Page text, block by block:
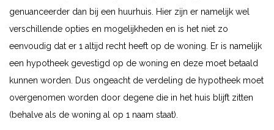
genuanceerder dan bij een huurhuis. Hier zijn er namelijk wel
verschillende opties en mogelijkheden en is het niet zo
eenvoudig dat er 1 altijd recht heeft op de woning. Er is namelijk
een hypotheek gevestigd op de woning en deze moet betaald
kunnen worden. Dus ongeacht de verdeling de hypotheek moet
overgenomen worden door degene die in het huis blijft zitten
(behalve als de woning al op 1 naam staat).